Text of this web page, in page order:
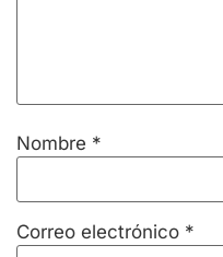
Nombre *
Correo electrónico *